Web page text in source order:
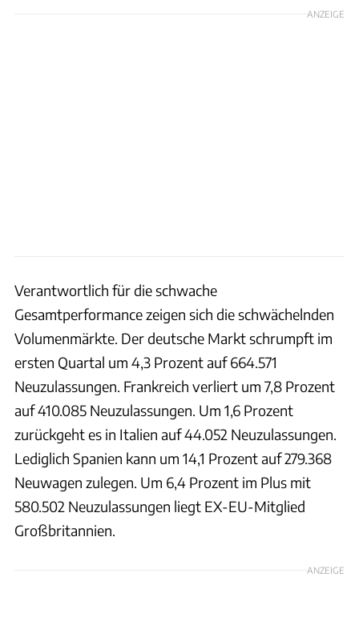
ANZEIGE
Verantwortlich für die schwache
Gesamtperformance zeigen sich die schwächelnden
Volumenmärkte. Der deutsche Markt schrumpft im
ersten Quartal um 4,3 Prozent auf 664.571
Neuzulassungen. Frankreich verliert um 7,8 Prozent
auf 410.085 Neuzulassungen. Um 1,6 Prozent
zurückgeht es in Italien auf 44.052 Neuzulassungen.
Lediglich Spanien kann um 14,1 Prozent auf 279.368
Neuwagen zulegen. Um 6,4 Prozent im Plus mit
580.502 Neuzulassungen liegt EX-EU-Mitglied
Großbritannien.
ANZEIGE